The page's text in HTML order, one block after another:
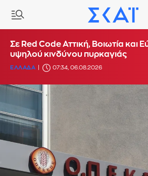
Σε Red Code Αττική, Βοιωτία και
υψηλού κινδύνου πυρκαγιάς
ΕΛΛΑΔΑ 07:34, 06.08.2026